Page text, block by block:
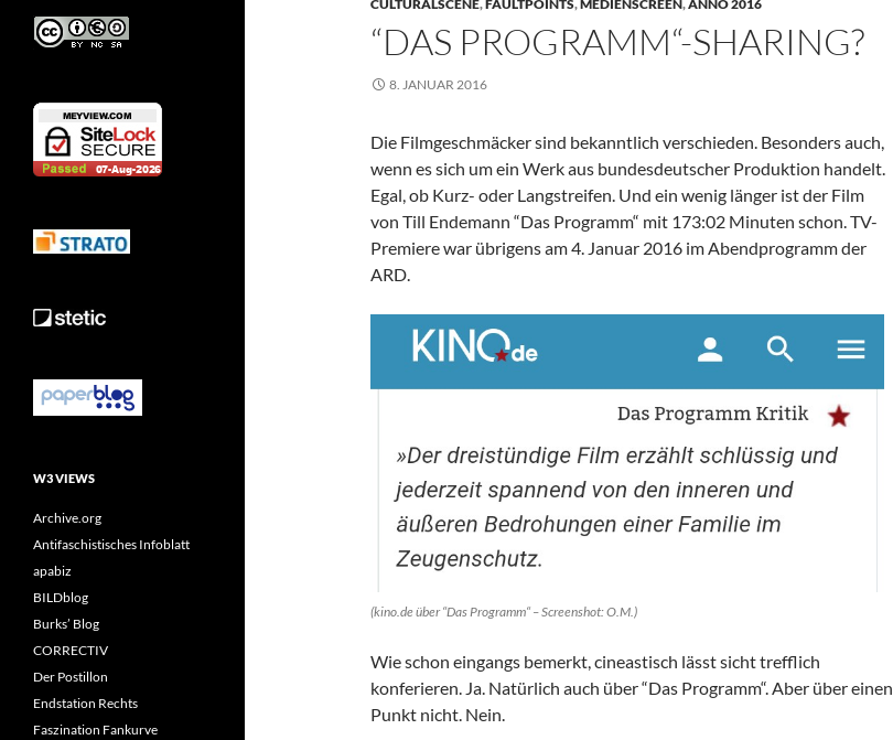
CULTURALSCENE,FAULTPOINTS,MEDIENSCREEN,ANNO 2016
“DAS PROGRAMM“-SHARING?
8. JANUAR 2016
Die Filmgeschmäcker sind bekanntlich verschieden. Besonders auch,
wenn es sich um ein Werk aus bundesdeutscher Produktion handelt.
Egal, ob Kurz- oder Langstreifen. Und ein wenig länger ist der Film
von Till Endemann “Das Programm“ mit 173:02 Minuten schon. TV-
Premiere war übrigens am 4. Januar 2016 im Abendprogramm der
ARD.
(kino.de über “Das Programm“ – Screenshot: O.M.)
Wie schon eingangs bemerkt, cineastisch lässt sicht trefflich
konferieren. Ja. Natürlich auch über “Das Programm“. Aber über einen
Punkt nicht. Nein.
W3 VIEWS
Archive.org
Antifaschistisches Infoblatt
apabiz
BILDblog
Burks’ Blog
CORRECTIV
Der Postillon
Endstation Rechts
Faszination Fankurve